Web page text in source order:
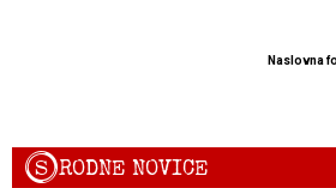
Naslovna
SRODNE NOVICE